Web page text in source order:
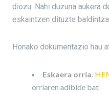
diozu. Nahi duzuna aukera
eskaintzen dituzte baldintza
Honako dokumentazio hau
Eskaera orria.
orriaren adibide bat